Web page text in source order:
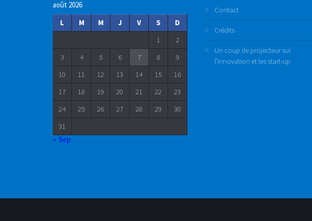
août 2026
L
M M J V S
D
1
2
3
4 5 6 7 8
9
10
11 12 13 14 15
16
17
18 19 20 21 22
23
24
25 26 27 28 29
30
31
« Sep
Contact
Crédits
Un coup de projecteur sur
l’innovation et les start-up